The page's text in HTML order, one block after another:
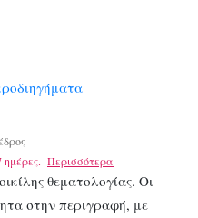
Περισσότερα
θεματολογίας. Οι
στην περιγραφή, με